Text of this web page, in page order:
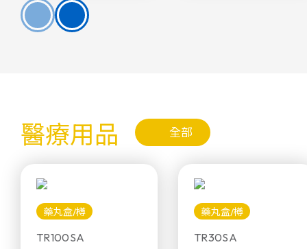
醫療用品 全部
藥丸盒/樽
TR100SA
藥丸盒/樽
TR30SA